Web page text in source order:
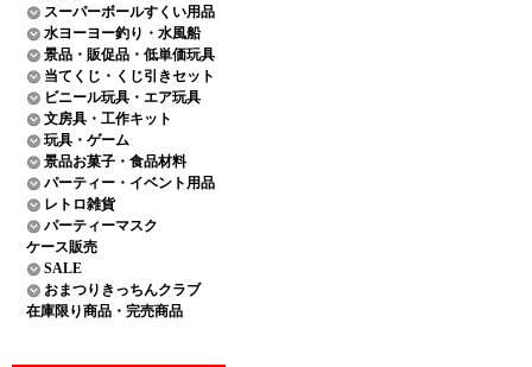
スーパーボールすくい用品
水ヨーヨー釣り・水風船
景品・販促品・低単価玩具
当てくじ・くじ引きセット
ビニール玩具・エア玩具
文房具・工作キット
玩具・ゲーム
景品お菓子・食品材料
パーティー・イベント用品
レトロ雑貨
パーティーマスク
ケース販売
SALE
おまつりきっちんクラブ
在庫限り商品・完売商品